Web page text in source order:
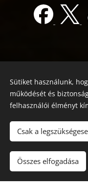
Országos azonosító:
Adószám:
Sütiket használunk,
működését és
felhasználói élményt
Csak a
Összes elfogadása